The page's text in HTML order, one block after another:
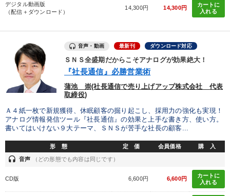
デジタル動画版
（配信＋ダウンロード）
14,300円 14,300円
カートに
入れる
音声・動画 最新刊 ダウンロード対応
ＳＮＳ全盛期だからこそアナログが効果絶大！
『社長通信』必勝営業術
蒲池 崇(社長通信で売り上げアップ株式会社 代表
取締役)
Ａ４紙一枚で新規獲得、休眠顧客の掘り起こし、採用力の強化も実現！
アナログ情報発信ツール『社長通信』の効果と上手な書き方、使い方。
書いてはいけない９大テーマ、ＳＮＳが苦手な社長の顧客...
形 態 定 価 会員価格 購 入
headset 音声 （どの形態でも内容は同じです）
CD版 6,600円 6,600円
カートに
入れる